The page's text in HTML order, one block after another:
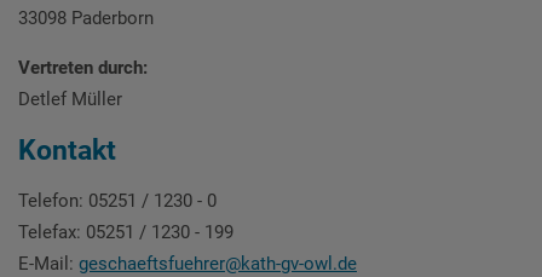
33098 Paderborn
Vertreten durch:
Detlef Müller
Kontakt
Telefon: 05251 / 1230 - 0
Telefax: 05251 / 1230 - 199
E-Mail: geschaeftsfuehrer@kath-gv-owl.de